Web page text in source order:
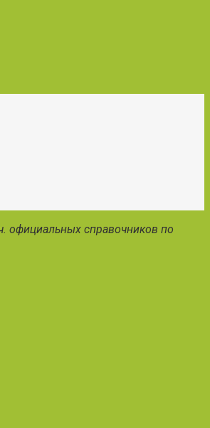
официальных справочников по